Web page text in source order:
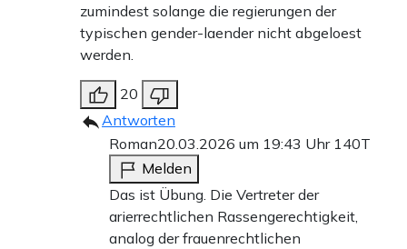
zumindest solange die regierungen der
typischen gender-laender nicht abgeloest
werden.
20
Antworten
Roman20.03.2026 um 19:43 Uhr 140T
Melden
Das ist Übung. Die Vertreter der
arierrechtlichen Rassengerechtigkeit,
analog der frauenrechtlichen